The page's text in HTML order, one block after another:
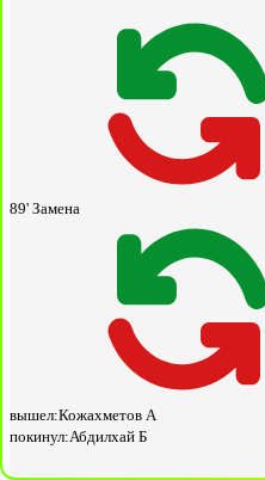
89' Замена
вышел:Кожахметов А
покинул:Абдилхай Б